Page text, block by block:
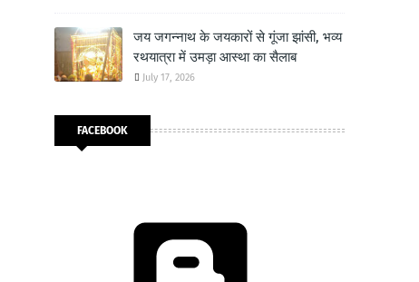
जय जगन्नाथ के जयकारों से गूंजा झांसी, भव्य
रथयात्रा में उमड़ा आस्था का सैलाब
July 17, 2026
FACEBOOK